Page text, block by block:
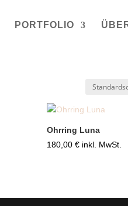
PORTFOLIO
Ohrring Luna
180,00€ inkl. MwSt.